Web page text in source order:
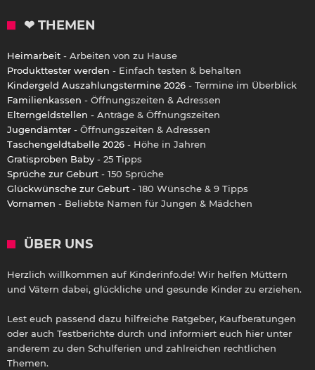
❤ THEMEN
Heimarbeit - Arbeiten von zu Hause
Produkttester werden - Einfach testen & behalten
Kindergeld Auszahlungstermine 2026 - Termine im Überblick
Familienkassen - Öffnungszeiten & Adressen
Elterngeldstellen - Anträge & Öffnungszeiten
Jugendämter - Öffnungszeiten & Adressen
Taschengeldtabelle 2026 - Höhe in Jahren
Gratisproben Baby - 25 Tipps
Sprüche zur Geburt - 150 Sprüche
Glückwünsche zur Geburt - 180 Wünsche & 9 Tipps
Vornamen - Beliebte Namen für Jungen & Mädchen
ÜBER UNS
Herzlich willkommen auf Kinderinfo.de! Wir helfen Müttern
und Vätern dabei, glückliche und gesunde Kinder zu erziehen.
Lest euch passend dazu hilfreiche Ratgeber, Kaufberatungen
oder auch Testberichte durch und informiert euch hier unter
anderem zu den Schulferien und zahlreichen rechtlichen
Themen.